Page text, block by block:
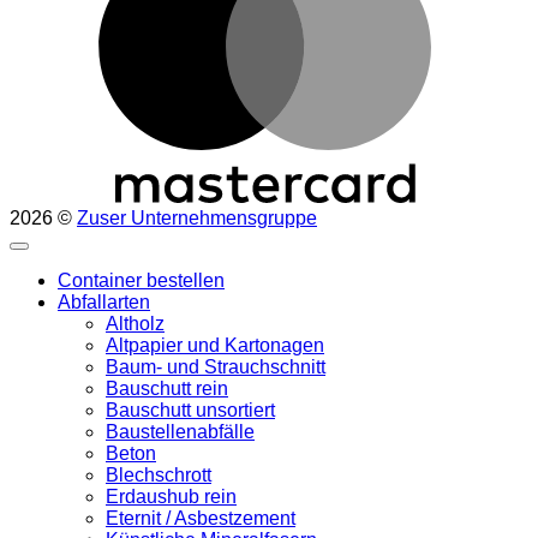
2026 © Zuser Unternehmensgruppe
Container bestellen
Abfallarten
Altholz
Altpapier und Kartonagen
Baum- und Strauchschnitt
Bauschutt rein
Bauschutt unsortiert
Baustellenabfälle
Beton
Blechschrott
Erdaushub rein
Eternit / Asbestzement